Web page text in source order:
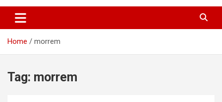
Home morrem
Tag: morrem